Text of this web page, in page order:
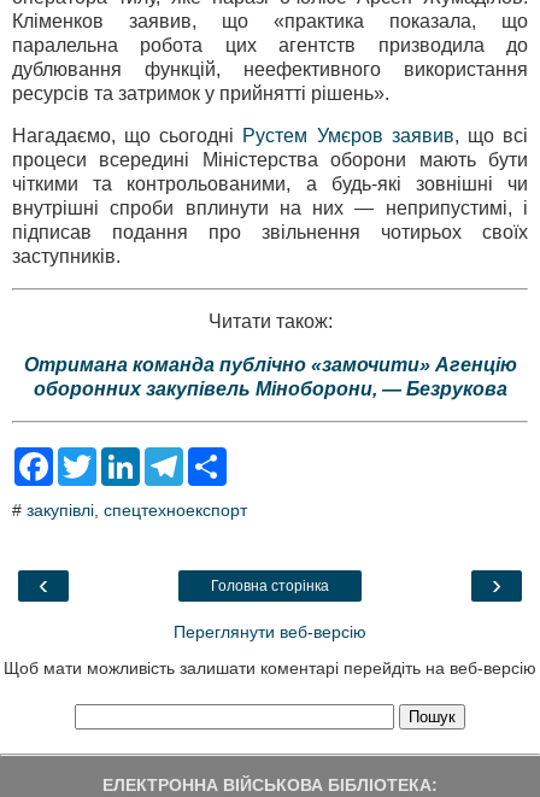
Кліменков заявив, що «практика показала, що
паралельна робота цих агентств призводила до
дублювання функцій, неефективного використання
ресурсів та затримок у прийнятті рішень».
Нагадаємо, що сьогодні Рустем Умєров заявив, що всі
процеси всередині Міністерства оборони мають бути
чіткими та контрольованими, а будь-які зовнішні чи
внутрішні спроби вплинути на них — неприпустимі, і
підписав подання про звільнення чотирьох своїх
заступників.
Читати також:
Отримана команда публічно «замочити» Агенцію
оборонних закупівель Міноборони, — Безрукова
F
e
o
T
t
L
k
T
e
a
r
# закупівлі спецтехноекспорт
‹ ›
Головна сторінка
Переглянути веб-версію
Щоб мати можливість залишати коментарі перейдіть на веб-версію
ЕЛЕКТРОННА ВІЙСЬКОВА БІБЛІОТЕКА: